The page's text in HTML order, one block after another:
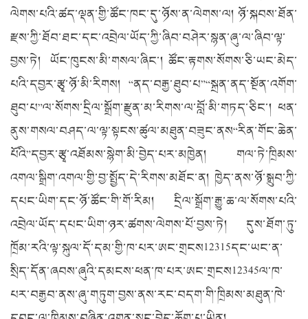
ལེགས་པའི་ཚད་ལྡན་གྱི་ཚོང་ཁང་དུ་ཉོས་ན་ལེགས་ལ། ཉོ་སྐབས་ཐོན་
རྫས་ཀྱི་ཐོབ་ཐང་དང་འབྲེལ་ཡོད་ཀྱི་ཞིབ་བཤེར་སྙན་ཞུ་ལ་ཞིབ་ལྟ་
བྱས་ཏེ། ཡོང་ཁུངས་མི་གསལ་ཞིང་། ཚོང་རྟགས་སོགས་ཅི་ཡང་མེད་
པའི་དབྱར་རྩྭ་ཉོ་མི་རིགས། “ནད་བརྒྱ་ཐུབ་པ”“སྐྲན་ནད་སྔོན་འགོག་
ཐུབ་པ”ལ་སོགས་དྲིལ་སྒྲོག་རྫུན་མ་རིགས་ལ་བློ་མི་གཏད་ཅིང་། ཕན་
ནུས་གསལ་བཤད་ལ་ལྟ་སྟངས་ཚུལ་མཐུན་བཟུང་ནས“རིན་གོང་ཆེན་
པོའི”དབྱར་རྩྭ་འཐོམས་སྙེག་མི་བྱེད་པར་མཁྱེན། གལ་ཏེ་ཁྲིམས་
འགལ་སྒྲིག་འགལ་གྱི་བྱ་སྤྱོད་དེ་རིགས་མཐོང་ན། ཁྱེད་ནས་ཉོ་སྒྲུབ་ཀྱི་
དཔང་ཡིག་དང་ཉོ་ཚོང་གི་གོ་རིམ། དྲིལ་སྒྲོག་རྒྱུ་ཆ་ལ་སོགས་པའི་
འབྲེལ་ཡོད་དཔང་ཡིག་ཉར་ཚགས་ལེགས་པོ་བྱས་ཏེ། དུས་ཐོག་ཏུ་
ཁྲོམ་རའི་ལྟ་སྐུལ་དོ་དམ་གྱི་ཁ་པར་ཨང་གྲངས12315དང་ཡང་ན་
སྲིད་དོན་ཞབས་ཞུའི་དམངས་ཕན་ཁ་པར་ཨང་གྲངས12345ལ་ཁ་
པར་བརྒྱབ་ནས་ཞུ་གཏུག་བྱས་ནས་རང་བདག་གི་ཁྲིམས་མཐུན་ཁེ་